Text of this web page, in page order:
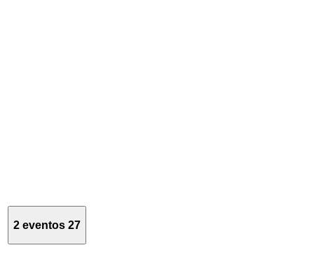
2 eventos 27